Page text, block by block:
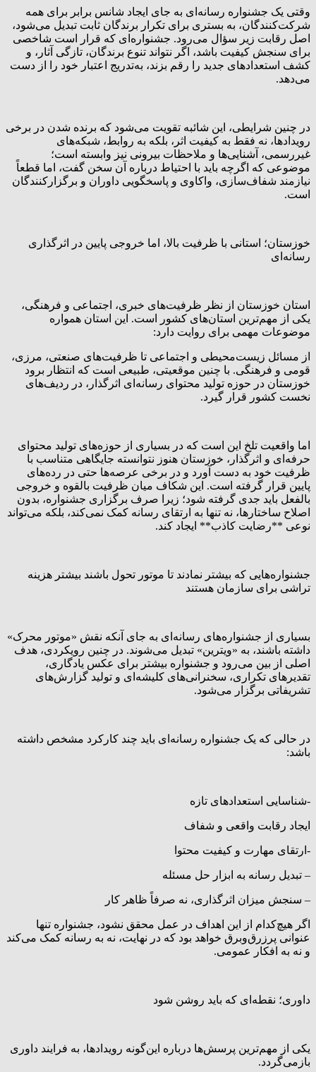
وقتی یک جشنواره رسانه‌ای به جای ایجاد شانس برابر برای همه
شرکت‌کنندگان، به بستری برای تکرار برندگان ثابت تبدیل می‌شود،
اصل رقابت زیر سؤال می‌رود. جشنواره‌ای که قرار است شاخصی
برای سنجش کیفیت باشد، اگر نتواند تنوع برندگان، تازگی آثار، و
کشف استعدادهای جدید را رقم بزند، به‌تدریج اعتبار خود را از دست
می‌دهد.
در چنین شرایطی، این شائبه تقویت می‌شود که برنده شدن در برخی
رویدادها، نه فقط به کیفیت اثر، بلکه به روابط، شبکه‌های
غیررسمی، آشنایی‌ها و ملاحظات بیرونی نیز وابسته است؛
موضوعی که اگرچه باید با احتیاط درباره آن سخن گفت، اما قطعاً
نیازمند شفاف‌سازی، واکاوی و پاسخگویی داوران و برگزارکنندگان
است.
خوزستان؛ استانی با ظرفیت بالا، اما خروجی پایین در اثرگذاری
رسانه‌ای
استان خوزستان از نظر ظرفیت‌های خبری، اجتماعی و فرهنگی،
یکی از مهم‌ترین استان‌های کشور است. این استان همواره
موضوعات مهمی برای روایت دارد:
از مسائل زیست‌محیطی و اجتماعی تا ظرفیت‌های صنعتی، مرزی،
قومی و فرهنگی. با چنین موقعیتی، طبیعی است که انتظار برود
خوزستان در حوزه تولید محتوای رسانه‌ای اثرگذار، در ردیف‌های
نخست کشور قرار گیرد.
اما واقعیت تلخ این است که در بسیاری از حوزه‌های تولید محتوای
حرفه‌ای و اثرگذار، خوزستان هنوز نتوانسته جایگاهی متناسب با
ظرفیت خود به دست آورد و در برخی عرصه‌ها حتی در رده‌های
پایین قرار گرفته است. این شکاف میان ظرفیت بالقوه و خروجی
بالفعل باید جدی گرفته شود؛ زیرا صرف برگزاری جشنواره، بدون
اصلاح ساختارها، نه تنها به ارتقای رسانه کمک نمی‌کند، بلکه می‌تواند
نوعی **رضایت کاذب** ایجاد کند.
جشنواره‌هایی که بیشتر نمادند تا موتور تحول باشند بیشتر هزینه
تراشی برای سازمان هستند
بسیاری از جشنواره‌های رسانه‌ای به جای آنکه نقش «موتور محرک»
داشته باشند، به «ویترین» تبدیل می‌شوند. در چنین رویکردی، هدف
اصلی از بین می‌رود و جشنواره بیشتر برای عکس یادگاری،
تقدیرهای تکراری، سخنرانی‌های کلیشه‌ای و تولید گزارش‌های
تشریفاتی برگزار می‌شود.
در حالی که یک جشنواره رسانه‌ای باید چند کارکرد مشخص داشته
باشد:
-شناسایی استعدادهای تازه
ایجاد رقابت واقعی و شفاف
-ارتقای مهارت و کیفیت محتوا
– تبدیل رسانه به ابزار حل مسئله
– سنجش میزان اثرگذاری، نه صرفاً ظاهر کار
اگر هیچ‌کدام از این اهداف در عمل محقق نشود، جشنواره تنها
عنوانی پرزرق‌وبرق خواهد بود که در نهایت، نه به رسانه کمک می‌کند
و نه به افکار عمومی.
داوری؛ نقطه‌ای که باید روشن شود
یکی از مهم‌ترین پرسش‌ها درباره این‌گونه رویدادها، به فرایند داوری
بازمی‌گردد.